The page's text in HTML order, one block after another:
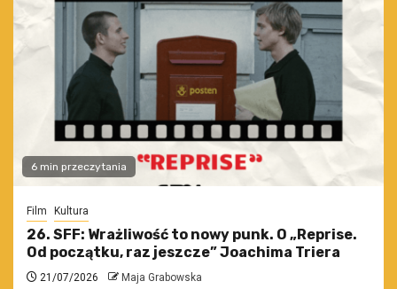
6 min przeczytania
Film Kultura
26. SFF: Wrażliwość to nowy punk. O „Reprise.
Od początku, raz jeszcze” Joachima Triera
21/07/2026 Maja Grabowska